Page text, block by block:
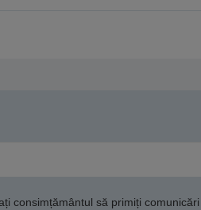
consimțământul să primiți